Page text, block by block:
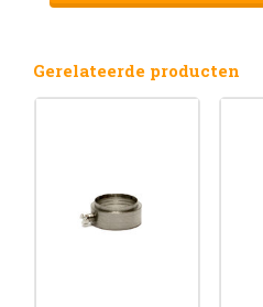
Gerelateerde producten